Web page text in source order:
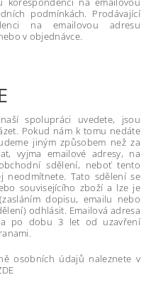
podmínkách. Prodávající
na emailovou adresu
v objednávce.
spolupráci uvedete, jsou
Pokud nám k tomu nedáte
jiným způsobem než za
vyjma emailové adresy, na
sdělení, neboť tento
neodmítnete. Tato sdělení se
souvisejícího zboží a lze je
dopisu, emailu nebo
odhlásit. Emailová adresa
po dobu 3 let od uzavření
osobních údajů naleznete v